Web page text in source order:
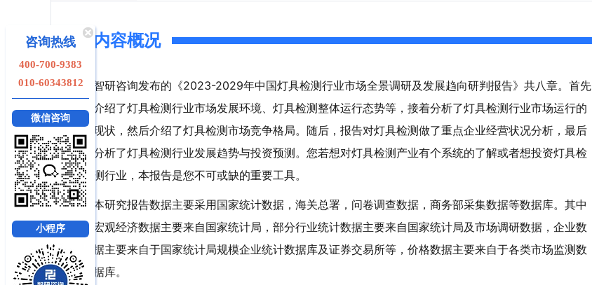
内容概况
智研咨询发布的《2023-2029年中国灯具检测行业市场全景调研及发展趋向研判报告》共八章。首先
介绍了灯具检测行业市场发展环境、灯具检测整体运行态势等，接着分析了灯具检测行业市场运行的
现状，然后介绍了灯具检测市场竞争格局。随后，报告对灯具检测做了重点企业经营状况分析，最后
分析了灯具检测行业发展趋势与投资预测。您若想对灯具检测产业有个系统的了解或者想投资灯具检
测行业，本报告是您不可或缺的重要工具。
本研究报告数据主要采用国家统计数据，海关总署，问卷调查数据，商务部采集数据等数据库。其中
宏观经济数据主要来自国家统计局，部分行业统计数据主要来自国家统计局及市场调研数据，企业数
据主要来自于国家统计局规模企业统计数据库及证券交易所等，价格数据主要来自于各类市场监测数
据库。
咨询热线
400-700-9383
010-60343812
微信咨询
小程序